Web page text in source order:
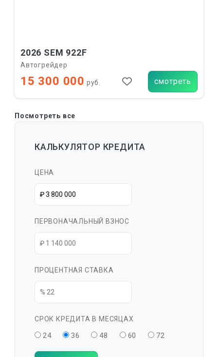
2026 SEM 922F
Автогрейдер
15 300 000 руб. смотреть
Посмотреть все
КАЛЬКУЛЯТОР КРЕДИТА
ЦЕНА
ПЕРВОНАЧАЛЬНЫЙ ВЗНОС
ПРОЦЕНТНАЯ СТАВКА
СРОК КРЕДИТА В МЕСЯЦАХ
24 36 48 60 72